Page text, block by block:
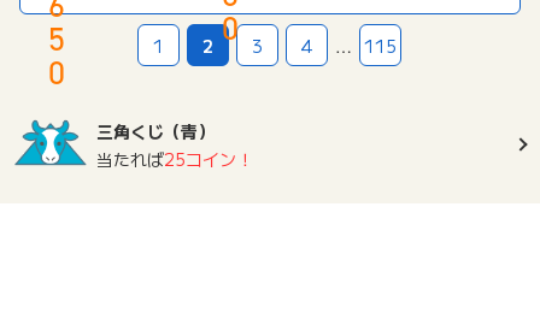
規
会
員
登
5
0
0
ス
ト
ス
1 2 3 4 … 115
三角くじ（青）
当たれば25コイン！